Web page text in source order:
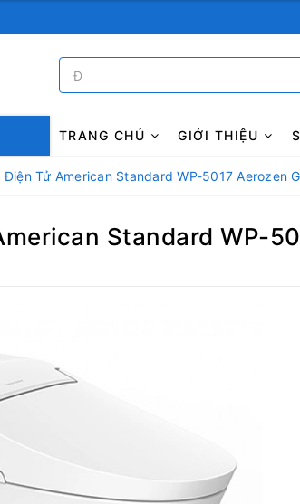
TRANG CHỦ GIỚI THIỆU
Điện Tử American Standard WP-5017 Aerozen
Standard WP-